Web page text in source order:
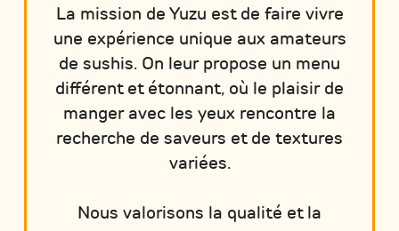
La mission de Yuzu est de faire vivre
une expérience unique aux amateurs
de sushis. On leur propose un menu
différent et étonnant, où le plaisir de
manger avec les yeux rencontre la
recherche de saveurs et de textures
variées.
Nous valorisons la qualité et la